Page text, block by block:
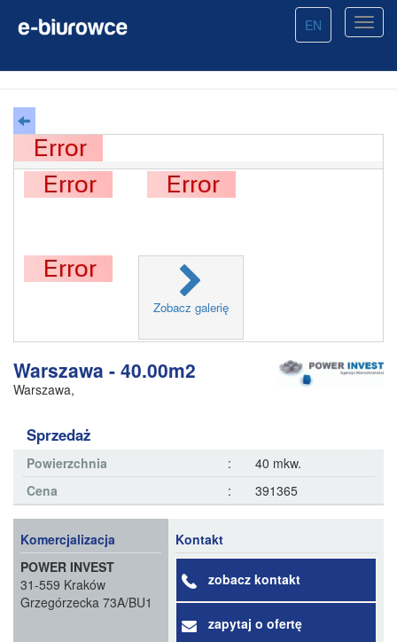
EN
Zobacz galerię
Warszawa - 40.00m2
Warszawa,
Sprzedaż
Powierzchnia :
40 mkw.
Cena
: 391365
Komercjalizacja
POWER INVEST
31-559 Kraków
Grzegórzecka 73A/BU1
Kontakt
zobacz kontakt
zapytaj o ofertę